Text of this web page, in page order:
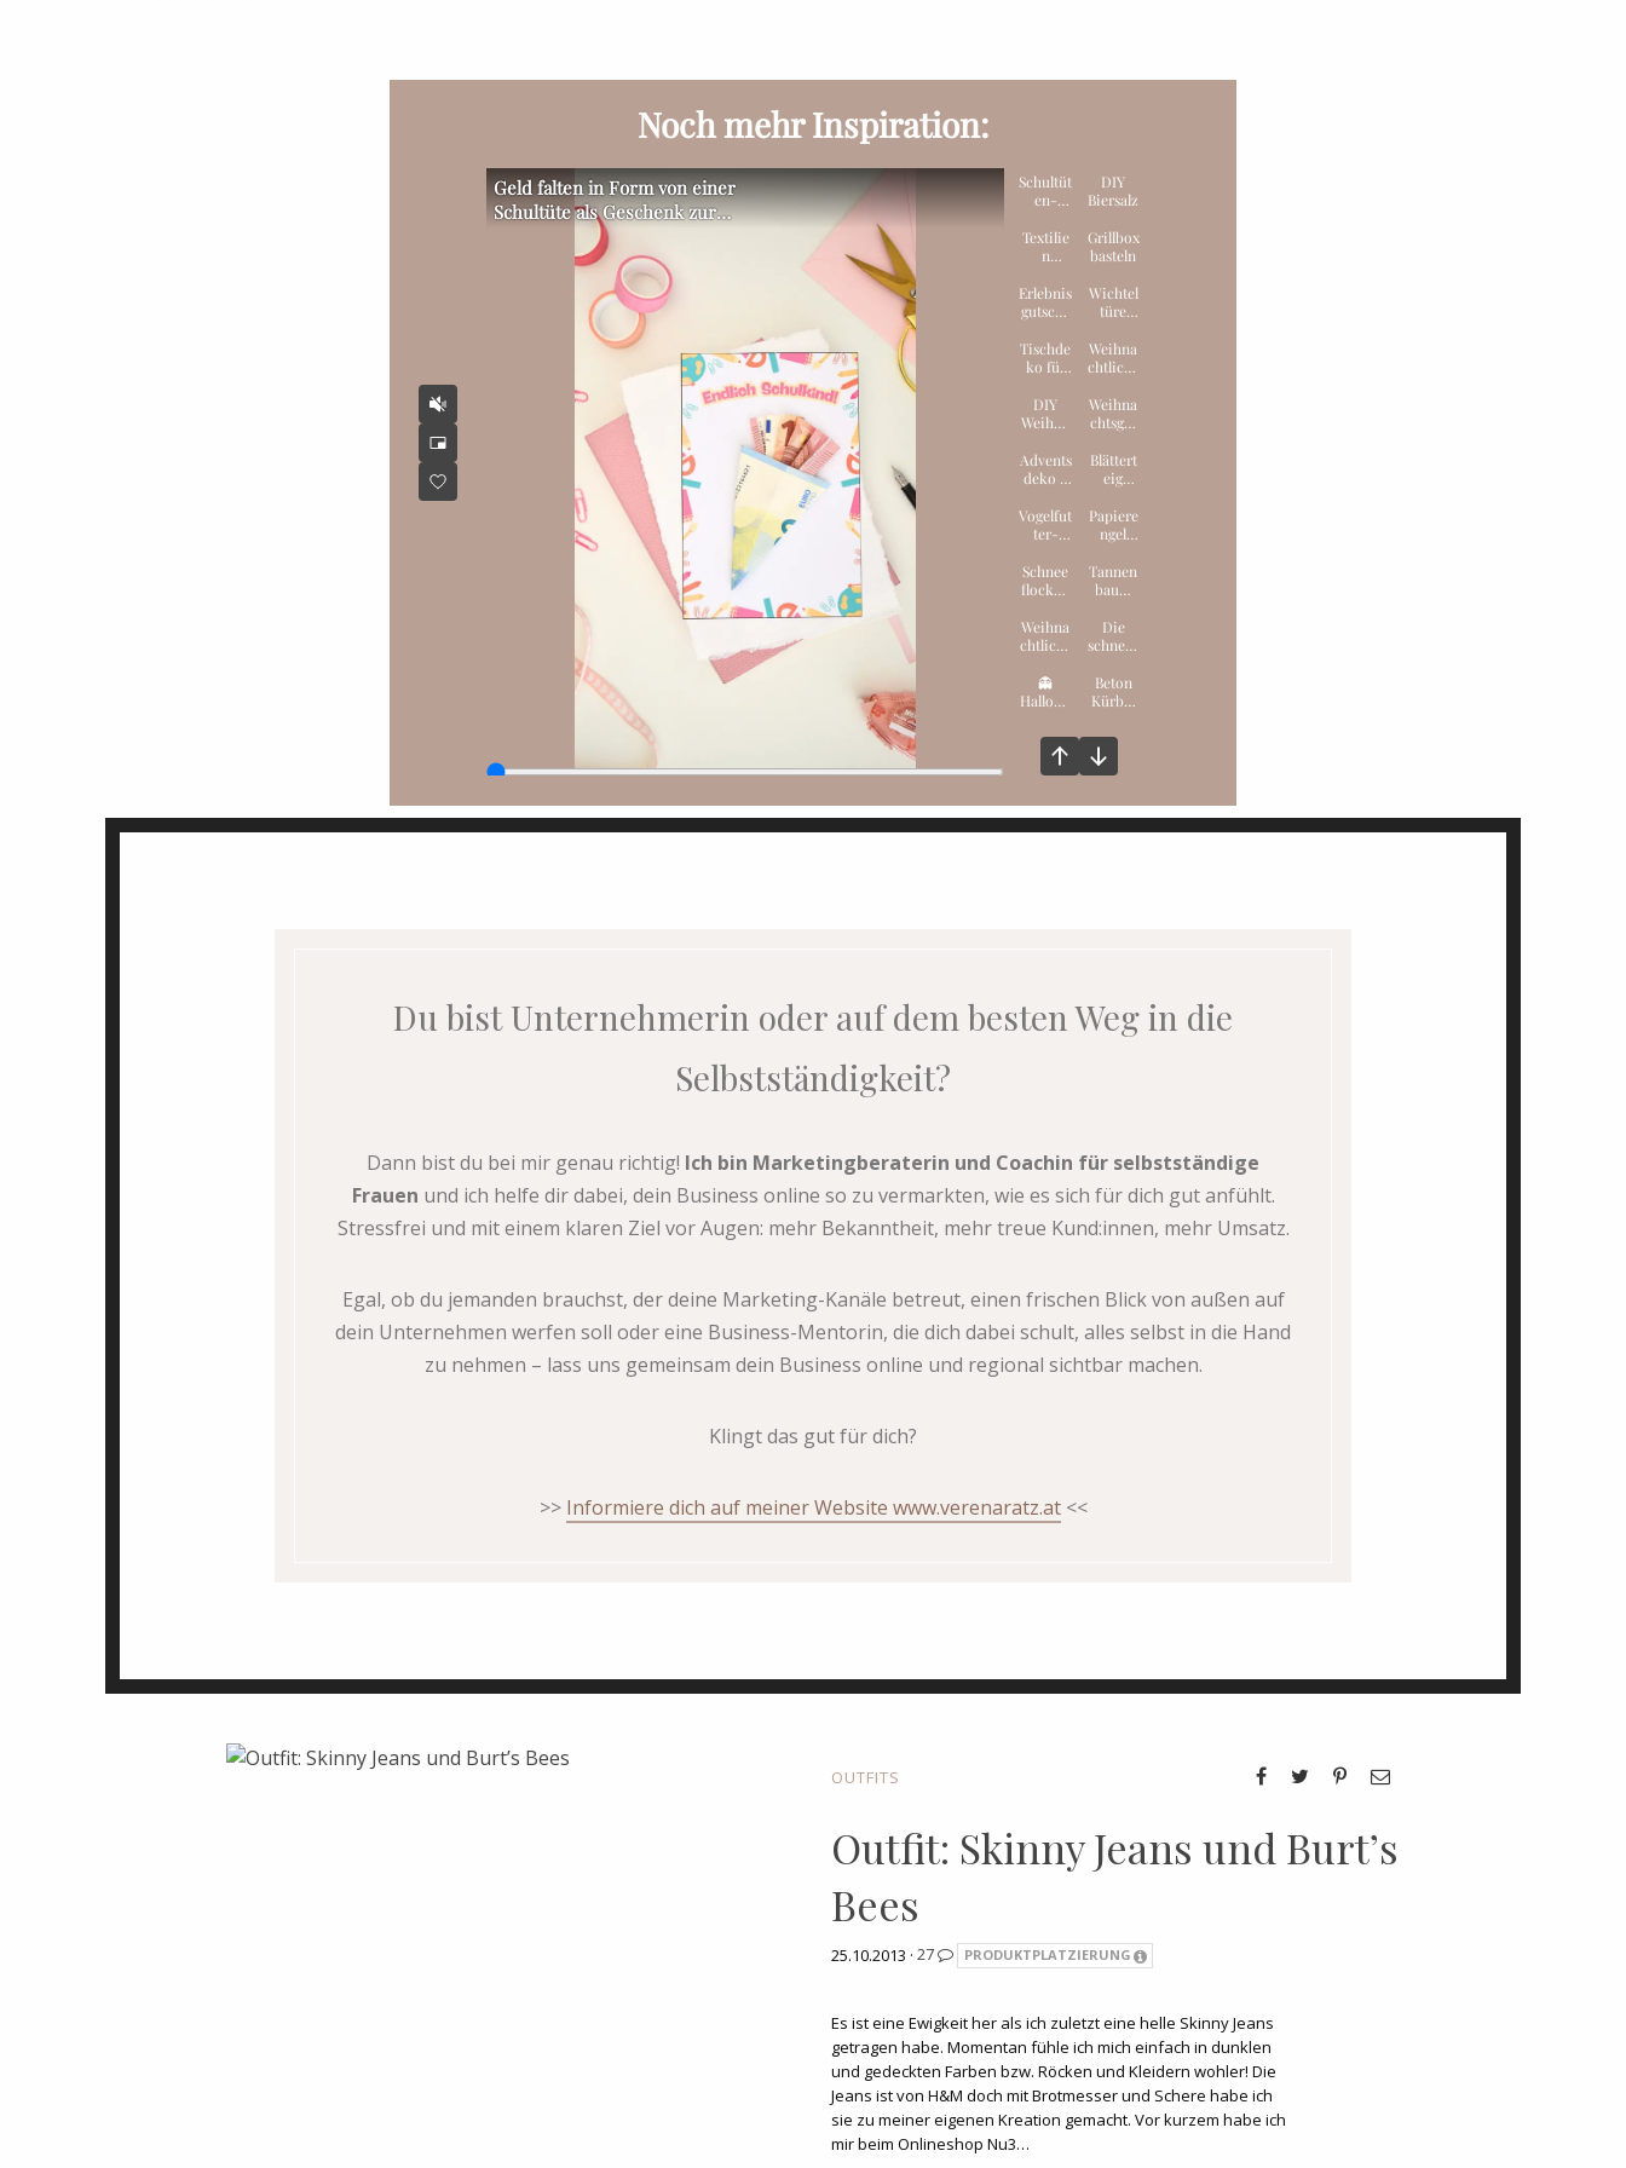
Du bist Unternehmerin oder auf dem besten Weg in die
Selbstständigkeit?
Dann bist du bei mir genau richtig! Ich bin Marketingberaterin und Coachin für selbstständige
Frauen und ich helfe dir dabei, dein Business online so zu vermarkten, wie es sich für dich gut anfühlt.
Stressfrei und mit einem klaren Ziel vor Augen: mehr Bekanntheit, mehr treue Kund:innen, mehr Umsatz.
Egal, ob du jemanden brauchst, der deine Marketing-Kanäle betreut, einen frischen Blick von außen auf
dein Unternehmen werfen soll oder eine Business-Mentorin, die dich dabei schult, alles selbst in die Hand
zu nehmen – lass uns gemeinsam dein Business online und regional sichtbar machen.
Klingt das gut für dich?
>> Informiere dich auf meiner Website www.verenaratz.at<<
OUTFITS
Outfit: Skinny Jeans und Burt’s
Bees
25.10.2013 · 27 PRODUKTPLATZIERUNG
Es ist eine Ewigkeit her als ich zuletzt eine helle Skinny Jeans
getragen habe. Momentan fühle ich mich einfach in dunklen
und gedeckten Farben bzw. Röcken und Kleidern wohler! Die
Jeans ist von H&M doch mit Brotmesser und Schere habe ich
sie zu meiner eigenen Kreation gemacht. Vor kurzem habe ich
mir beim Onlineshop Nu3…